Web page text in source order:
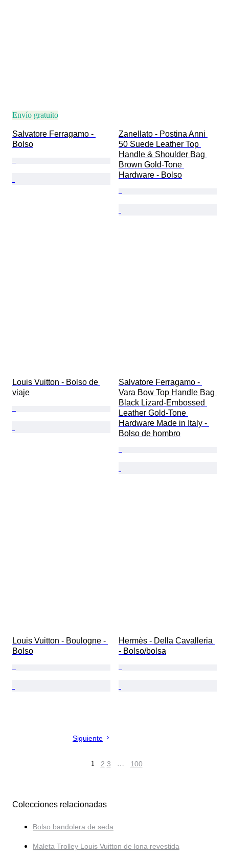
Envío gratuito
Salvatore Ferragamo -
Bolso
Zanellato - Postina Anni
50 Suede Leather Top
Handle & Shoulder Bag
Brown Gold-Tone
Hardware - Bolso
Louis Vuitton - Bolso de
viaje
Salvatore Ferragamo -
Vara Bow Top Handle Bag
Black Lizard-Embossed
Leather Gold-Tone
Hardware Made in Italy -
Bolso de hombro
Louis Vuitton - Boulogne -
Bolso
Hermès - Della Cavalleria
- Bolso/bolsa
Siguiente
1 2 3 … 100
Colecciones relacionadas
Bolso bandolera de seda
Maleta Trolley Louis Vuitton de lona revestida